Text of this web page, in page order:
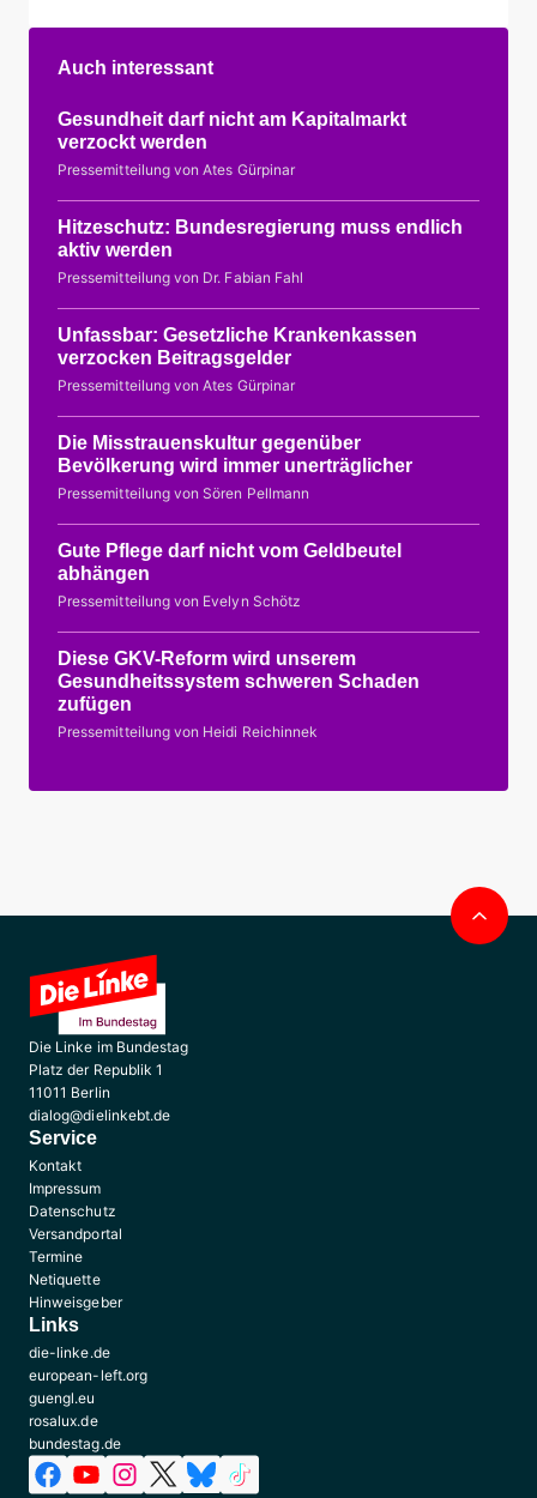
Auch interessant
Gesundheit darf nicht am Kapitalmarkt
verzockt werden
Pressemitteilung von Ates Gürpinar
Hitzeschutz: Bundesregierung muss endlich
aktiv werden
Pressemitteilung von Dr. Fabian Fahl
Unfassbar: Gesetzliche Krankenkassen
verzocken Beitragsgelder
Pressemitteilung von Ates Gürpinar
Die Misstrauenskultur gegenüber
Bevölkerung wird immer unerträglicher
Pressemitteilung von Sören Pellmann
Gute Pflege darf nicht vom Geldbeutel
abhängen
Pressemitteilung von Evelyn Schötz
Diese GKV-Reform wird unserem
Gesundheitssystem schweren Schaden
zufügen
Pressemitteilung von Heidi Reichinnek
Die Linke im Bundestag
Platz der Republik 1
11011 Berlin
dialog@dielinkebt.de
Service
Kontakt
Impressum
Datenschutz
Versandportal
Termine
Netiquette
Hinweisgeber
Links
die-linke.de
european-left.org
guengl.eu
rosalux.de
bundestag.de